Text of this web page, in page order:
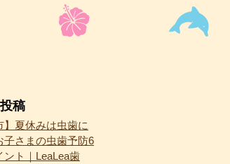
稿
】夏休みは虫歯に
子さまの虫歯予防6
ント｜LeaLea歯